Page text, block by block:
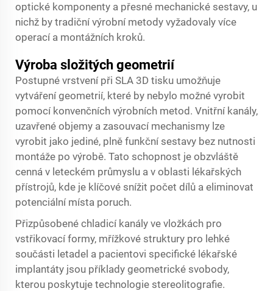
optické komponenty a přesné mechanické sestavy, u
nichž by tradiční výrobní metody vyžadovaly více
operací a montážních kroků.
Výroba složitých geometrií
Postupné vrstvení při SLA 3D tisku umožňuje
vytváření geometrií, které by nebylo možné vyrobit
pomocí konvenčních výrobních metod. Vnitřní kanály,
uzavřené objemy a zasouvací mechanismy lze
vyrobit jako jediné, plně funkční sestavy bez nutnosti
montáže po výrobě. Tato schopnost je obzvláště
cenná v leteckém průmyslu a v oblasti lékařských
přístrojů, kde je klíčové snížit počet dílů a eliminovat
potenciální místa poruch.
Přizpůsobené chladicí kanály ve vložkách pro
vstřikovací formy, mřížkové struktury pro lehké
součásti letadel a pacientovi specifické lékařské
implantáty jsou příklady geometrické svobody,
kterou poskytuje technologie stereolitografie.